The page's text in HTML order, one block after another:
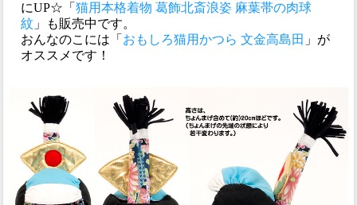
にUP☆「猫用本格着物 葛飾北斎浪姿 麻葉帯の肉球
紋 」も販売中です。
おんなのこには「 おもしろ猫用かつら 文金高島田 」が
オススメです！